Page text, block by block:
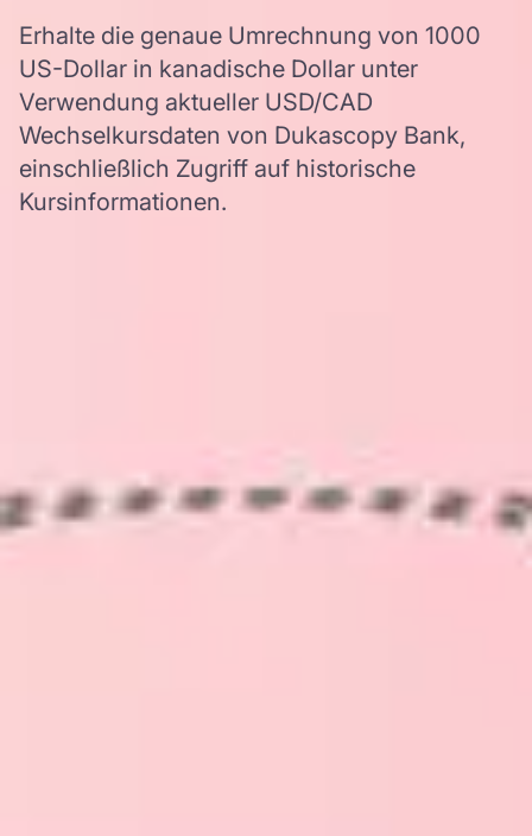
Erhalte die genaue Umrechnung von 1000
US-Dollar in kanadische Dollar unter
Verwendung aktueller USD/CAD
Wechselkursdaten von Dukascopy Bank,
einschließlich Zugriff auf historische
Kursinformationen.